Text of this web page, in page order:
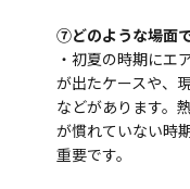
⑦どのような場面
・初夏の時期にエ
が出たケースや、
などがあります。
が慣れていない時
重要です。